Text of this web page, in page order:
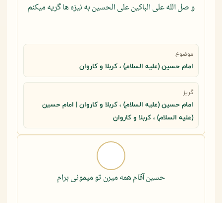
و صل الله علی الباکین علی الحسین به نیزه ها گریه میکنم
موضوع
امام حسین (علیه السلام) ، کربلا و کاروان
گریز
امام حسین (علیه السلام) ، کربلا و کاروان | امام حسین
(علیه السلام) ، کربلا و کاروان
حسین آقام همه میرن تو میمونی برام